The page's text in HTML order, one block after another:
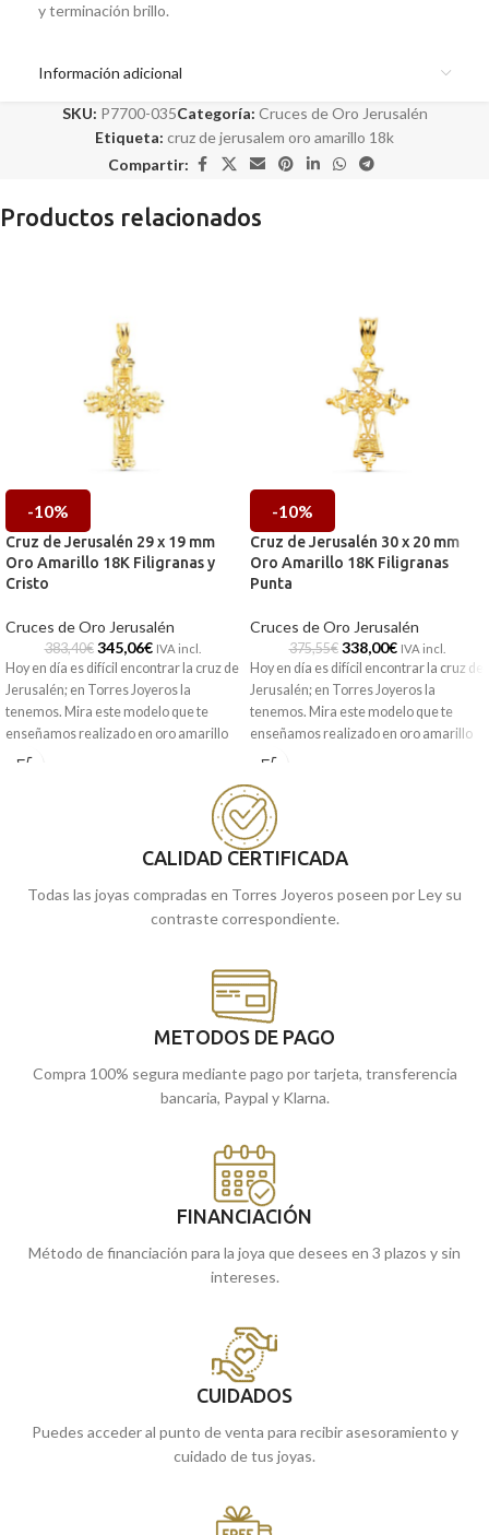
y terminación brillo.
Información adicional
SKU: P7700-035Categoría: Cruces de Oro Jerusalén
Etiqueta: cruz de jerusalem oro amarillo 18k
Compartir:
Productos relacionados
-10%
Cruz de Jerusalén 29 x 19 mm
Oro Amarillo 18K Filigranas y
Cristo
Cruces de Oro Jerusalén
383,40€ 345,06€ IVA incl.
Hoy en día es difícil encontrar la cruz de
Jerusalén; en Torres Joyeros la
tenemos. Mira este modelo que te
enseñamos realizado en oro amarillo
de 18 kilates, con medidas de 29 x 19
acompañadas por preciosa silueta de
cristo en su centro, dándole ese toque
-10%
Cruz de Jerusalén 30 x 20 mm
Oro Amarillo 18K Filigranas
Punta
Cruces de Oro Jerusalén
375,55€ 338,00€ IVA incl.
Hoy en día es difícil encontrar la cruz de
Jerusalén; en Torres Joyeros la
tenemos. Mira este modelo que te
enseñamos realizado en oro amarillo
de 18 kilates, con medidas de 30 x 20
bordes en punta, que le dan ese toque
tan original. Pensada para que este
siempre contigo.
Málaga y Melilla, o cómprala online
y te la llevamos a casa.
CALIDAD CERTIFICADA
Todas las joyas compradas en Torres Joyeros poseen por Ley su
contraste correspondiente.
METODOS DE PAGO
Compra 100% segura mediante pago por tarjeta, transferencia
bancaria, Paypal y Klarna.
FINANCIACIÓN
Método de financiación para la joya que desees en 3 plazos y sin
intereses.
CUIDADOS
Puedes acceder al punto de venta para recibir asesoramiento y
cuidado de tus joyas.